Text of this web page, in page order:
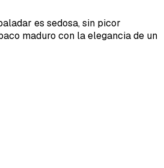
es sedosa, sin picor
maduro con la elegancia de un